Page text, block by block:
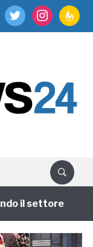
twitter instagram
il settore